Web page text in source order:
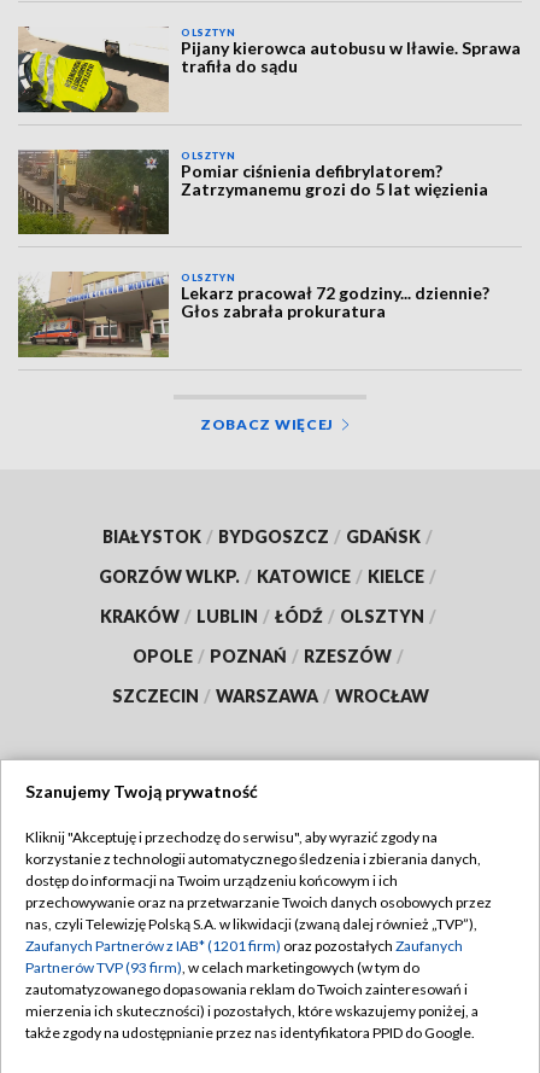
OLSZTYN
Pijany kierowca autobusu w Iławie. Sprawa
trafiła do sądu
OLSZTYN
Pomiar ciśnienia defibrylatorem?
Zatrzymanemu grozi do 5 lat więzienia
OLSZTYN
Lekarz pracował 72 godziny... dziennie?
Głos zabrała prokuratura
ZOBACZ WIĘCEJ
BIAŁYSTOK / BYDGOSZCZ / GDAŃSK /
GORZÓW WLKP. / KATOWICE / KIELCE /
KRAKÓW / LUBLIN / ŁÓDŹ / OLSZTYN /
OPOLE / POZNAŃ / RZESZÓW /
SZCZECIN / WARSZAWA / WROCŁAW
TVP
Abonament TVP
Emisja w TVP
Centrum informacji TVP
Naziemna Telewizja Cyfrowa
Regulamin TVP
Polityka prywatności
Moje zgody
Pomoc
Szanujemy Twoją prywatność
Kliknij "Akceptuję i przechodzę do serwisu", aby wyrazić zgody na
korzystanie z technologii automatycznego śledzenia i zbierania danych,
dostęp do informacji na Twoim urządzeniu końcowym i ich
przechowywanie oraz na przetwarzanie Twoich danych osobowych przez
nas, czyli Telewizję Polską S.A. w likwidacji (zwaną dalej również „TVP”),
Zaufanych Partnerów z IAB* (1201 firm) oraz pozostałych Zaufanych
Partnerów TVP (93 firm), w celach marketingowych (w tym do
zautomatyzowanego dopasowania reklam do Twoich zainteresowań i
mierzenia ich skuteczności) i pozostałych, które wskazujemy poniżej, a
także zgody na udostępnianie przez nas identyfikatora PPID do Google.